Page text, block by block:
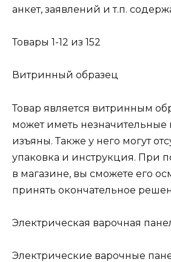
анкет, заявлений и т.п.
Товары 1-12 из 152
Витринный образец
Товар является витринным
может иметь
изъяны. Также у него могут
упаковка и инструкция. При
в магазине, вы сможете его
принять окончательное
Электрическая варочная
Электрические варочные